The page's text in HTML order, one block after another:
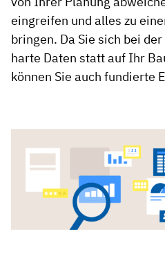
eingreifen und alles zu
bringen. Da Sie sich bei
harte Daten statt auf Ihr
können Sie auch fundierte